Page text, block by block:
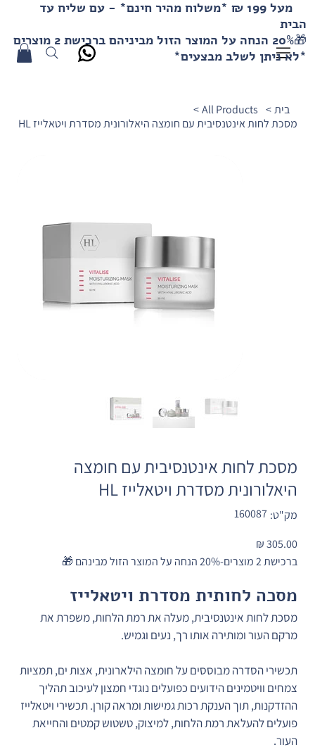
מעל 199 ₪ *משלוח מהיר חינם* - עם שליח עד
הבית
🎁20% הנחה על המוצר הזול מביניהם ברכישת 2 מוצרים
*לא ניתן לשלב מבצעים*
בית>
All Products
>
מסכת לחות אינטנסיבית עם חומצה היאלורונית מסדרת ויטאלייז HL
מסכת לחות אינטנסיבית עם חומצה
היאלורונית מסדרת ויטאלייז HL
מק"ט:
מק"ט
160087
160087
ברכישת 2 מוצרים-20% הנחה על המוצר הזול מבינהם 🎁
מסכה לחותית מסדרת ויטאלייז
מסכת לחות אינטנסיבית, מעלה את רמת הלחות, משפרת את
מרקם העור ומותירה אותו רך, נעים וגמיש.
תכשירי הסדרה מבוססים על חומצה הילארונית, אצות ים, תמציות
צמחים וויטמינים הידועים כפועלים נוגדי חמצון לעיכוב תהליך
ההזדקנות, תוך הענקת רכות גמישות ומראה קורן. תכשירי ויטאלייז
פועלים להעלאת רמת הלחות, למיצוק, טשטוש קמטים והחייאת
העור.